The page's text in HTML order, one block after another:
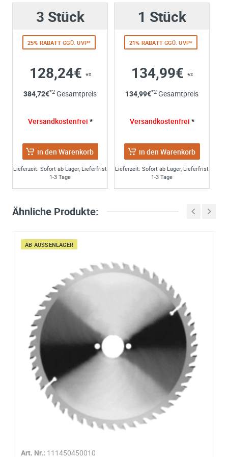
können Ihre Einwilligung jederzeit für die Zukunft per E-
widerrufen. Detaillierte Informationen zum Umgang mit
3 Stück
25% RABATT GGÜ. UVP*
128,24€ *²
384,72€*2 Gesamtpreis
Versandkostenfrei *
in den Warenkorb
Lieferzeit: Sofort ab Lager, Lieferfrist
1-3 Tage
1 Stück
21% RABATT GGÜ. UVP*
134,99€ *²
134,99€*2 Gesamtpreis
Versandkostenfrei *
in den Warenkorb
Lieferzeit: Sofort ab Lager, Lieferfrist
1-3 Tage
Ähnliche Produkte:
Art. Nr.: 111450450010
AB AUSSENLAGER